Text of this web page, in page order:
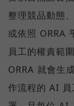
整理競品動態
或依照 ORRA
員工的權責範
ORRA 就會生
作流程的 AI 員